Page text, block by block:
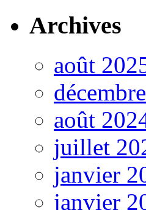
Archives
août
août
juillet
janvier
janvier